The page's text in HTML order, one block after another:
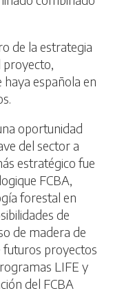
de la estrategia
española en
oportunidad
del sector a
estratégico fue
FCBA,
forestal en
de
de madera de
futuros proyectos
LIFE y
del FCBA